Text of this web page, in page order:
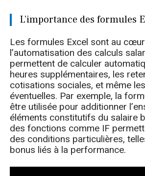
L’importance des formules
Les formules Excel sont au
l’automatisation des calculs
permettent de calculer
heures supplémentaires, les
cotisations sociales, et même
éventuelles. Par exemple, la
être utilisée pour additionner
éléments constitutifs du salaire
des fonctions comme IF
des conditions particulières,
bonus liés à la performance.